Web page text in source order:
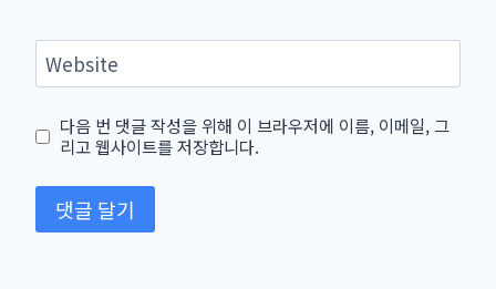
Website
다음 번 댓글 작성을 위해 이 브라우저에 이름, 이메일, 그
리고 웹사이트를 저장합니다.